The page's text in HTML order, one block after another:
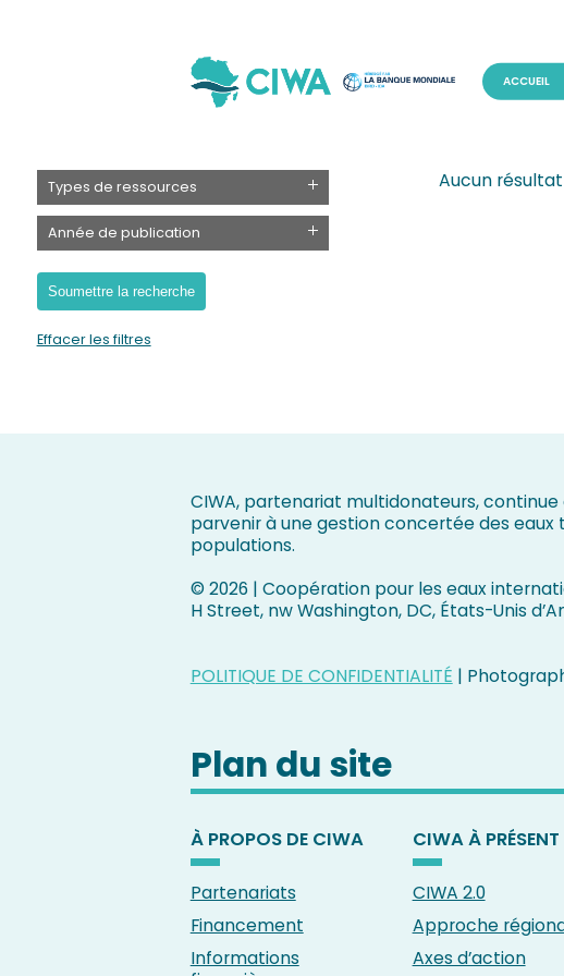
ACCUEIL
Types de ressources
Année de publication
Effacer les filtres
Aucun
CIWA, partenariat multidonateurs,
parvenir à une gestion concertée des
populations.
© 2026 | Coopération pour les eaux
H Street, nw Washington, DC, États-Unis
POLITIQUE DE CONFIDENTIALITÉ |
Plan du site
À PROPOS DE CIWA
Partenariats
Financement
Informations
CIWA À PRÉSENT
CIWA 2.0
Approche
Axes d’action